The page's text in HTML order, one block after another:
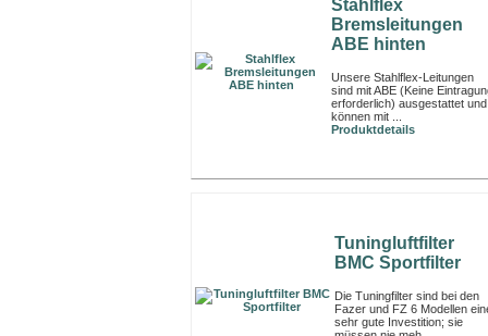
Stahlflex
Bremsleitungen
ABE hinten
Unsere Stahlflex-Leitungen
sind mit ABE (Keine
erforderlich) ausgestattet und
können mit ...
Produktdetails
Tuningluftfilter
BMC Sportfilter
Die Tuningfilter sind bei den
Fazer und FZ 6 Modellen
sehr gute Investition; sie